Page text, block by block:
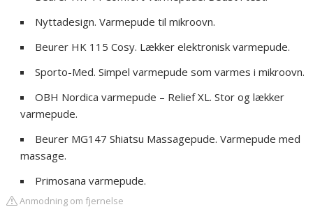
Nyttadesign. Varmepude til mikroovn.
Beurer HK 115 Cosy. Lækker elektronisk varmepude.
Sporto-Med. Simpel varmepude som varmes i mikroovn.
OBH Nordica varmepude – Relief XL. Stor og lækker
varmepude.
Beurer MG147 Shiatsu Massagepude. Varmepude med
massage.
Primosana varmepude.
Anmodning om fjernelse